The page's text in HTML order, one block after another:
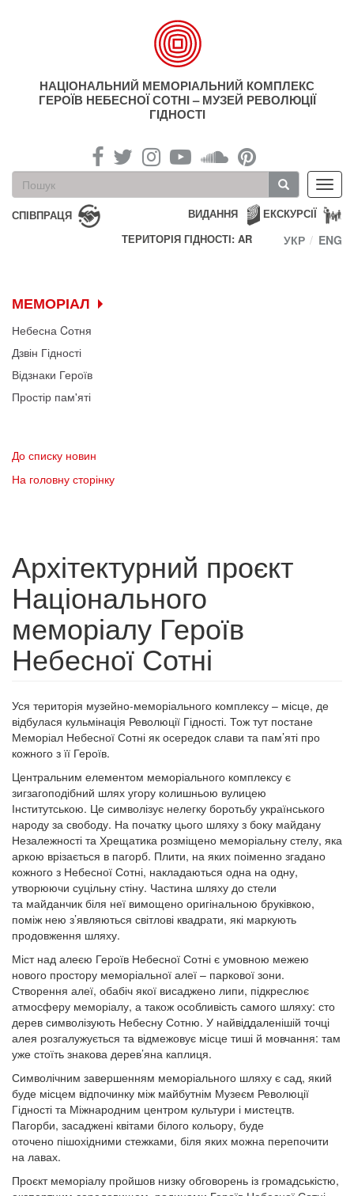
НАЦІОНАЛЬНИЙ МЕМОРІАЛЬНИЙ КОМПЛЕКС
ГЕРОЇВ НЕБЕСНОЇ СОТНІ – МУЗЕЙ РЕВОЛЮЦІЇ
ГІДНОСТІ
Пошукова
форма
Пошук
СПІВПРАЦЯ ЕКСКУРСІЇ
ВИДАННЯ
ТЕРИТОРІЯ ГІДНОСТІ: AR
УКР ENG
МЕМОРІАЛ
Небесна Cотня
Дзвін Гідності
Відзнаки Героїв
Простір пам'яті
До списку новин
На головну сторінку
Архітектурний проєкт
Національного
меморіалу Героїв
Небесної Сотні
Уся територія музейно-меморіального комплексу – місце, де
відбулася кульмінація Революції Гідності. Тож тут постане
Меморіал Небесної Сотні як осередок слави та пам’яті про
кожного з її Героїв.
Центральним елементом меморіального комплексу є
зигзагоподібний шлях угору колишньою вулицею
Інститутською. Це символізує нелегку боротьбу українського
народу за свободу. На початку цього шляху з боку майдану
Незалежності та Хрещатика розміщено меморіальну стелу, яка
аркою врізається в пагорб. Плити, на яких поіменно згадано
кожного з Небесної Сотні, накладаються одна на одну,
утворюючи суцільну стіну. Частина шляху до стели
та майданчик біля неї вимощено оригінальною бруківкою,
поміж нею з’являються світлові квадрати, які маркують
продовження шляху.
Міст над алеєю Героїв Небесної Сотні є умовною межею
нового простору меморіальної алеї – паркової зони.
Створення алеї, обабіч якої висаджено липи, підкреслює
атмосферу меморіалу, а також особливість самого шляху: сто
дерев символізують Небесну Сотню. У найвіддаленішій точці
алея розгалужується та відмежовує місце тиші й мовчання: там
уже стоїть знакова дерев’яна каплиця.
Символічним завершенням меморіального шляху є сад, який
буде місцем відпочинку між майбутнім Музеєм Революції
Гідності та Міжнародним центром культури і мистецтв.
Пагорби, засаджені квітами білого кольору, буде
оточено пішохідними стежками, біля яких можна перепочити
на лавах.
Проєкт меморіалу пройшов низку обговорень із громадськістю,